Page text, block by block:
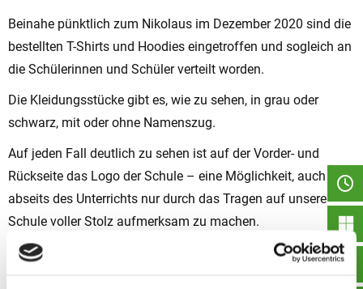
Beinahe pünktlich zum Nikolaus im Dezember 2020 sind die
bestellten T-Shirts und Hoodies eingetroffen und sogleich an
die Schülerinnen und Schüler verteilt worden.
Die Kleidungsstücke gibt es, wie zu sehen, in grau oder
schwarz, mit oder ohne Namenszug.
Auf jeden Fall deutlich zu sehen ist auf der Vorder- und
Rückseite das Logo der Schule – eine Möglichkeit, auch
abseits des Unterrichts nur durch das Tragen auf unsere
Schule voller Stolz aufmerksam zu machen.
Diese drei Burschen der Unterstufe tragen ihre neu